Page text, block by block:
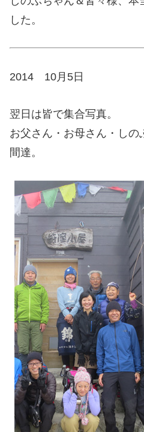
した。
2014 10月5日
翌日は皆で集合写真。
お父さん・お母さん・しの
間達。